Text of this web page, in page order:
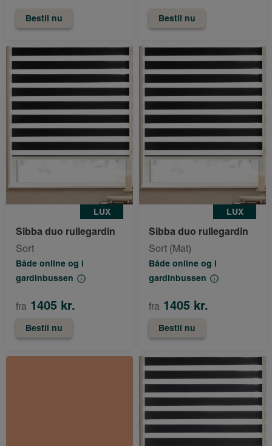
Bestil nu Bestil nu
LUX
Sibba duo rullegardin
Sort
Både online og i
gardinbussen
fra 1405 kr.
Bestil nu
LUX
Sibba duo rullegardin
Sort (Mat)
Både online og i
gardinbussen
fra 1405 kr.
Bestil nu